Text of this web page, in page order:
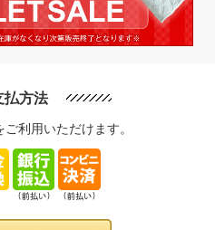
払方法
利用いただけます。